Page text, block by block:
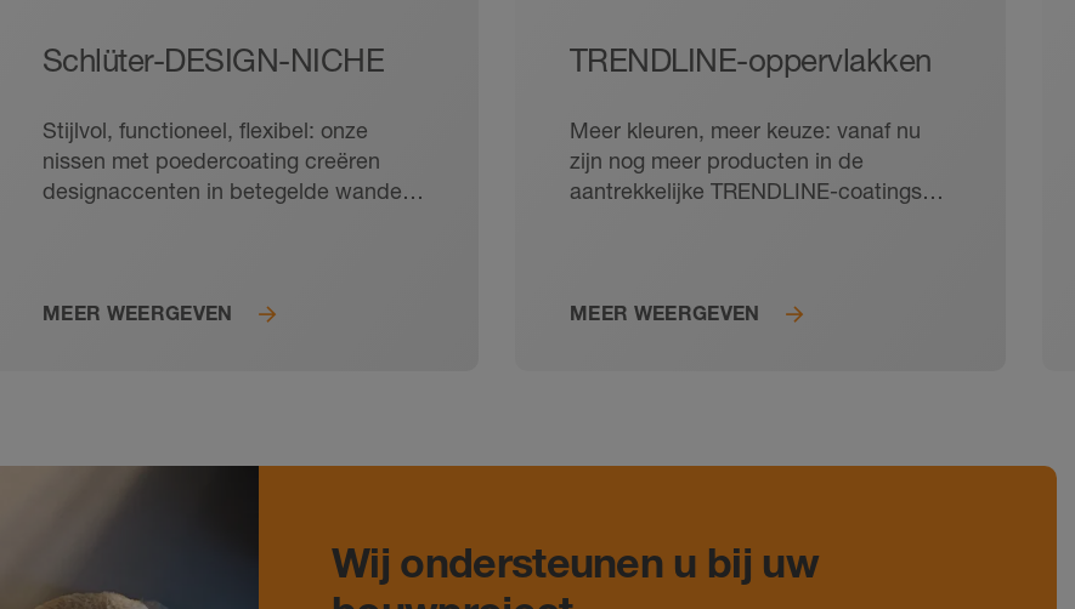
Schlüter-DESIGN-NICHE
Stijlvol, functioneel, flexibel: onze
nissen met poedercoating creëren
designaccenten in betegelde wanden
het KERDI-systeem.
MEER WEERGEVEN
TRENDLINE-oppervlakken
Meer kleuren, meer keuze: vanaf nu
zijn nog meer producten in de
aantrekkelijke TRENDLINE-coatings
afstemmen.
MEER WEERGEVEN
Wij ondersteunen u bij uw